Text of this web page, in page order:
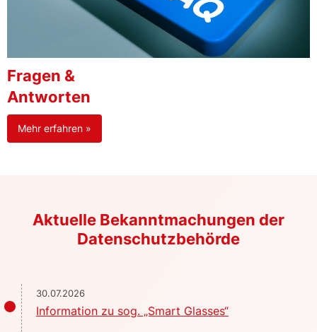
Fragen &
Antworten
Mehr erfahren »
Aktuelle Bekanntmachungen der
Datenschutzbehörde
30.07.2026
Information zu sog. „Smart Glasses“